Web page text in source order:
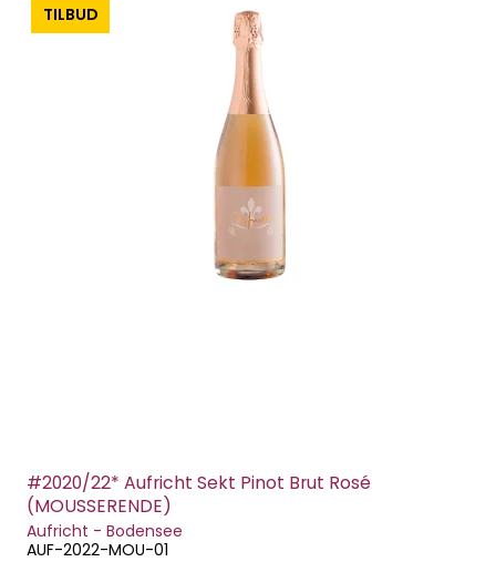
-0%
#2020/22* Aufricht Sekt Pinot Brut Rosé
(MOUSSERENDE)
Aufricht - Bodensee
AUF-2022-MOU-01